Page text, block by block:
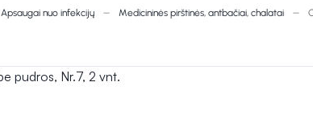
Apsaugai nuo infekcijų Medicininės pirštinės, antbačiai, chalatai